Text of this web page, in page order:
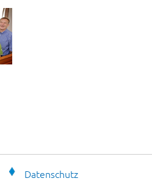
Datenschutz